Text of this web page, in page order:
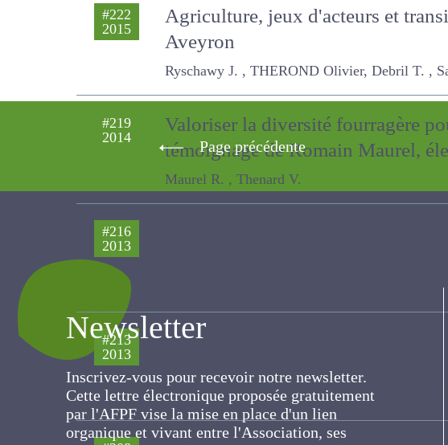
#222
2015
Agriculture, jeux d'acteurs et
Aveyron
Ryschawy J. , THEROND Olivier, Debril T. , Sarthou
#219
2014
Valoriser la diversité fourragère
témoignage de Romain Maurel,
Maurel R. , Thenard V.
#216
2013
#213
2013
Développer, maintenir et
techniques
DURU MICHEL, THEAU Jean-Pierre, Cruz P. ,
Page précédente
Newsletter
Inscrivez-vous pour recevoir notre newsletter.
Cette lettre électronique proposée
gratuitement par l'AFPF vise la mise en place
d'un lien organique et vivant entre